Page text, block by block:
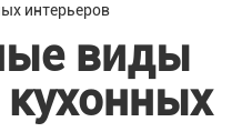
интерьеров
виды